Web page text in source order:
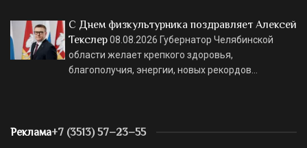
С Днем физкультурника поздравляет Алексей
Текслер08.08.2026 Губернатор Челябинской
области желает крепкого здоровья,
благополучия, энергии, новых рекордов…
Реклама+7 (3513) 57–23–55